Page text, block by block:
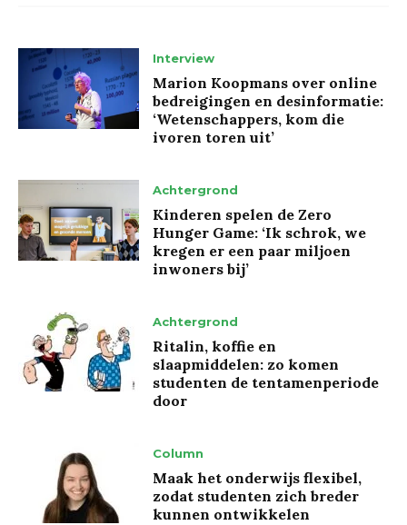
Interview
Marion Koopmans over online
bedreigingen en desinformatie:
‘Wetenschappers, kom die
ivoren toren uit’
Achtergrond
Kinderen spelen de Zero
Hunger Game: ‘Ik schrok, we
kregen er een paar miljoen
inwoners bij’
Achtergrond
Ritalin, koffie en
slaapmiddelen: zo komen
studenten de tentamenperiode
door
Column
Maak het onderwijs flexibel,
zodat studenten zich breder
kunnen ontwikkelen